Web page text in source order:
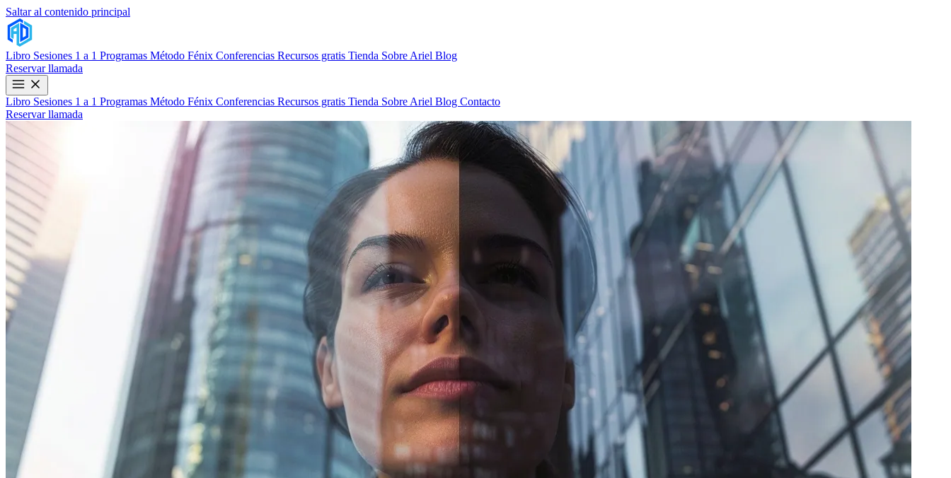
Saltar al contenido principal
Libro Sesiones 1 a 1 Programas Método Fénix Conferencias Recursos gratis Tienda Sobre Ariel Blog
Reservar llamada
Libro Sesiones 1 a 1 Programas Método Fénix Conferencias Recursos gratis Tienda Sobre Ariel Blog Contacto
Reservar llamada